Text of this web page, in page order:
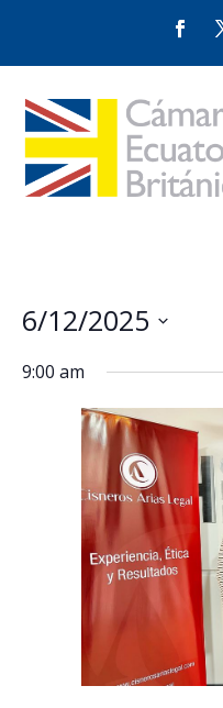
6/12/2025
date.
9:00 am